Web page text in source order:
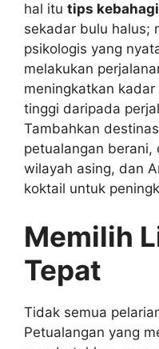
hal itu tips
sekadar bulu halus;
psikologis yang
melakukan
meningkatkan
tinggi daripada
Tambahkan
petualangan berani,
wilayah asing, dan
koktail untuk
Memilih
Tepat
Tidak semua
Petualangan yang